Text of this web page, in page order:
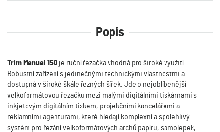
Popis
Trim Manual 150 je ruční řezačka vhodná pro široké využití.
Robustní zařízení s jedinečnými technickými vlastnostmi a
dostupná v široké škále řezných šířek. Jde o nejoblíbenější
velkoformátovou řezačku mezi malými digitálními tiskárnami s
inkjetovým digitálním tiskem, projekčními kancelářemi a
reklamními agenturami, které hledají komplexní a spolehlivý
systém pro řezání velkoformátových archů papíru, samolepek,